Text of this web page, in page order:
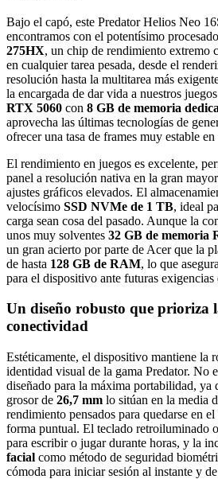
Bajo el capó, este Predator Helios Neo
encontramos con el potentísimo
275HX, un chip de rendimiento extremo
en cualquier tarea pesada, desde el
resolución hasta la multitarea más
la encargada de dar vida a nuestros
RTX 5060 con 8 GB de memoria
aprovecha las últimas tecnologías de
ofrecer una tasa de frames muy estable
El rendimiento en juegos es excelente,
panel a resolución nativa en la gran
ajustes gráficos elevados. El
velocísimo SSD NVMe de 1 TB, ideal
carga sean cosa del pasado. Aunque la
unos muy solventes 32 GB de memoria
un gran acierto por parte de Acer que la
de hasta 128 GB de RAM, lo que
para el dispositivo ante futuras exigencias
Un diseño robusto que prioriza
conectividad
Estéticamente, el dispositivo mantiene la
identidad visual de la gama Predator. No
diseñado para la máxima portabilidad, ya
grosor de 26,7 mm lo sitúan en la media
rendimiento pensados para quedarse en
forma puntual. El teclado retroiluminado
para escribir o jugar durante horas, y la
facial como método de seguridad
cómoda para iniciar sesión al instante y